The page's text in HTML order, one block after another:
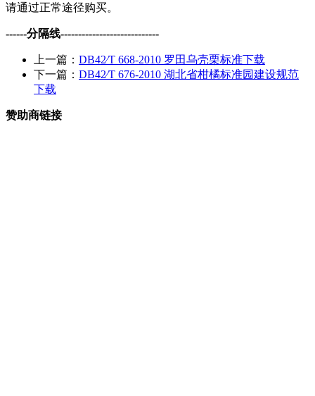
请通过正常途径购买。
------分隔线----------------------------
上一篇： DB42∕T 668-2010 罗田乌壳栗标准下载
下一篇： DB42∕T 676-2010 湖北省柑橘标准园建设规范
下载
赞助商链接